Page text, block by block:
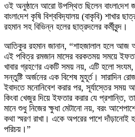
ওই অনুষ্ঠানে আরো উপস্থিত ছিলেন বাংলা‌দেশ
বাংলা‌দেশ কৃ‌ষি বিশ্ব‌বিদ‌্যালয় (বাকৃ‌বি) শাখার
রহমান সহ বিভিন্ন হলের ছাত্রদলের কর্মীবৃন্দ।
আতিকুর রহমান জানান, “শাহজালাল হলে আজ
এই পবিত্র রমজান মাসের বরকতময় সময়ে
খাবার গ্রহণের একটি সময় নয়, এটি হলো
সন্তুষ্টি অর্জনের এক বিশেষ মুহূর্ত। সারাদিন
ইবাদতে মনোনিবেশ করার পর, সূর্যাস্তের সময়
কিংবা খেজুর দিয়ে ইফতার করার যে
মানে শুধু নিজের ক্ষুধা মেটানো নয়, বরং
কথা স্মরণ রাখা। একে অপরের পাশে দাঁড়ানোই
পরিচয়।”